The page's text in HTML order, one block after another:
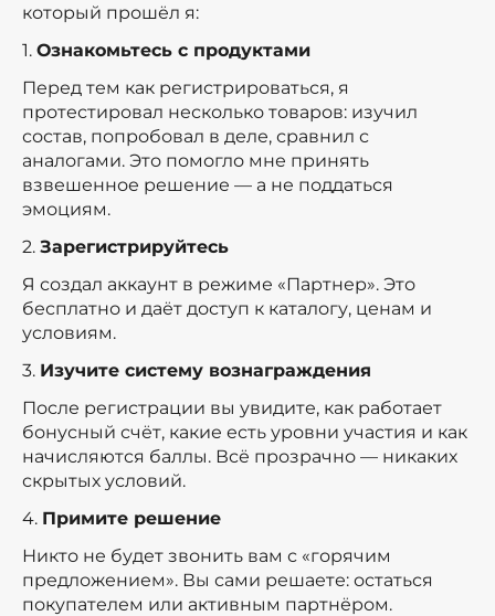
который прошёл я:
1. Ознакомьтесь с продуктами
Перед тем как регистрироваться, я
протестировал несколько товаров: изучил
состав, попробовал в деле, сравнил с
аналогами. Это помогло мне принять
взвешенное решение — а не поддаться
эмоциям.
2. Зарегистрируйтесь
Я создал аккаунт в режиме «Партнер». Это
бесплатно и даёт доступ к каталогу, ценам и
условиям.
3. Изучите систему вознаграждения
После регистрации вы увидите, как работает
бонусный счёт, какие есть уровни участия и как
начисляются баллы. Всё прозрачно — никаких
скрытых условий.
4. Примите решение
Никто не будет звонить вам с «горячим
предложением». Вы сами решаете: остаться
покупателем или активным партнёром.